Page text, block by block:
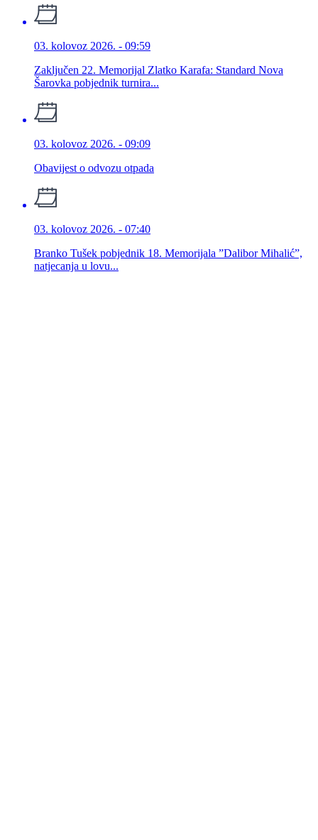
03. kolovoz 2026. - 09:59
Zaključen 22. Memorijal Zlatko Karafa: Standard Nova
Šarovka pobjednik turnira...
03. kolovoz 2026. - 09:09
Obavijest o odvozu otpada
03. kolovoz 2026. - 07:40
Branko Tušek pobjednik 18. Memorijala ”Dalibor Mihalić”,
natjecanja u lovu...